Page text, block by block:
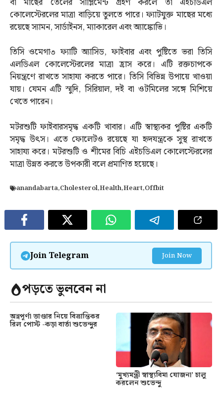
কোলেস্টেরলের মাত্রা বাড়িয়ে তুলতে পারে। ফ্যাটযুক্ত মাছের মধ্যে
রয়েছে স্যামন, সার্ডাইনস, ম্যাকারেল এবং অ্যাঙ্কোভি।
তিসি ওমেগা৩ ফ্যাটি অ্যাসিড, ফাইবার এবং পুষ্টিতে ভরা তিসি
এলডিএল কোলেস্টেরলের মাত্রা হ্রাস করে। এটি রক্তচাপকে
নিয়ন্ত্রণে রাখতে সাহায্য করতে পারে। তিসি বিভিন্ন উপায়ে খাওয়া
যায়। যেমন এটি স্মুদি, সিরিয়াল, দই বা ওটমিলের সঙ্গে মিশিয়ে
খেতে পারেন।
মটরশুটি ফাইবারসমৃদ্ধ একটি খাবার। এটি স্বাস্থ্যকর পুষ্টির একটি
সমৃদ্ধ উত্‍স। এতে ফোলেটও রয়েছে যা হৃদযন্ত্রকে সুস্থ রাখতে
সাহায্য করে। মটরশুটি ও শীমের বিচি এইচডিএল কোলেস্টেরলের
মাত্রা উন্নত করতে উপকারী বলে প্রমাণিত হয়েছে।
anandabarta,Cholesterol,Health,Heart,Offbit
Join Telegram Join Now
পড়তে ভুলবেন না
অন্নপূর্ণা ভাণ্ডার নিয়ে বিভ্রান্তিকর
রিল পোস্ট -কড়া বার্তা শুভেন্দুর
‘মুখ্যমন্ত্রী স্বাস্থ্যবিমা যোজনা’ চালু
করলেন শুভেন্দু